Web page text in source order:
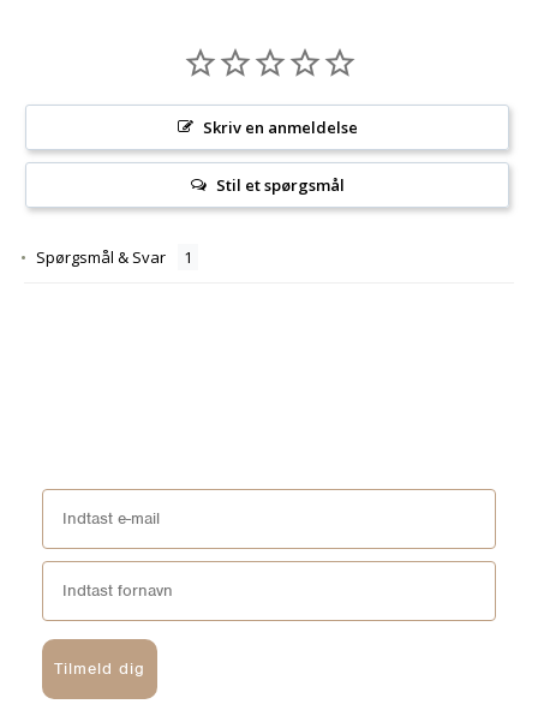
Skriv en anmeldelse
Stil et spørgsmål
Spørgsmål & Svar
Tilmeld dig